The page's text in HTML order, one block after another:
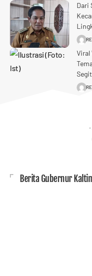
Dari
Viral
-
Berita Gubernur